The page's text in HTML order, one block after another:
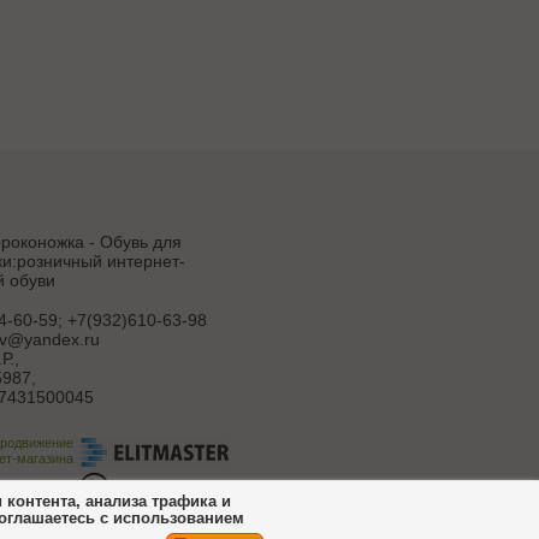
- Обувь для
интернет-
обуви
60-59; +7(932)610-63-98
магазина
анализа трафика и
с использованием